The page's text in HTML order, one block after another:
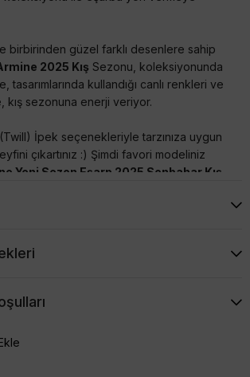
birbirinden güzel farklı desenlere sahip
2025 Kış Sezonu, koleksiyonunda
tasarımlarında kullandığı canlı renkleri ve
kış sezonuna enerji veriyor.
İpek seçenekleriyle tarzınıza uygun
çıkartınız :) Şimdi favori modeliniz
Yeni Sezon Eşarp 2025 Sonbahar Kış
Özellikleri
Sura Dokumadır(Saten). Parlak